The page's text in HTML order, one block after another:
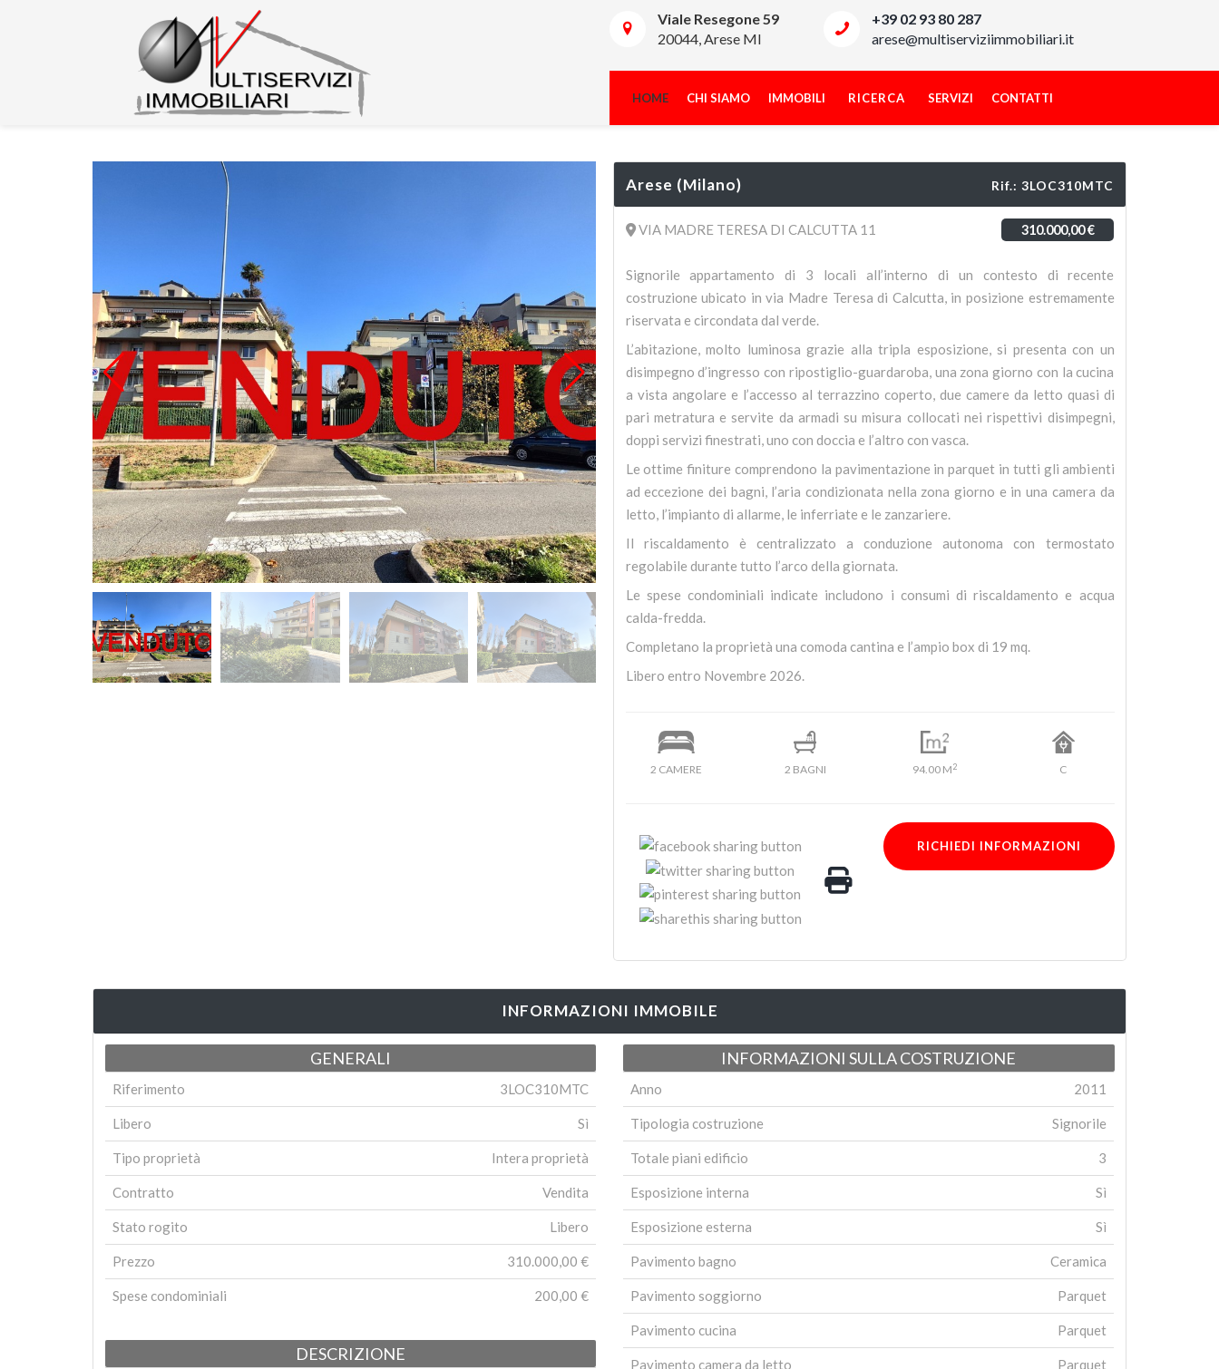
Viale Resegone 59
20044, Arese MI
+39 02 93 80 287
arese@multiserviziimmobiliari.it
HOME CHI SIAMO IMMOBILI RICERCA SERVIZI CONTATTI
Arese (Milano) Rif.: 3LOC310MTC
VIA MADRE TERESA DI CALCUTTA 11 310.000,00 €
Signorile appartamento di 3 locali all’interno di un contesto di recente
costruzione ubicato in via Madre Teresa di Calcutta, in posizione estremamente
riservata e circondata dal verde.
L’abitazione, molto luminosa grazie alla tripla esposizione, si presenta con un
disimpegno d’ingresso con ripostiglio-guardaroba, una zona giorno con la cucina
a vista angolare e l’accesso al terrazzino coperto, due camere da letto quasi di
pari metratura e servite da armadi su misura collocati nei rispettivi disimpegni,
doppi servizi finestrati, uno con doccia e l’altro con vasca.
Le ottime finiture comprendono la pavimentazione in parquet in tutti gli ambienti
ad eccezione dei bagni, l’aria condizionata nella zona giorno e in una camera da
letto, l’impianto di allarme, le inferriate e le zanzariere.
Il riscaldamento è centralizzato a conduzione autonoma con termostato
regolabile durante tutto l’arco della giornata.
Le spese condominiali indicate includono i consumi di riscaldamento e acqua
calda-fredda.
Completano la proprietà una comoda cantina e l’ampio box di 19 mq.
Libero entro Novembre 2026.
2 CAMERE 2 BAGNI 94.00 M2 C
RICHIEDI INFORMAZIONI
INFORMAZIONI IMMOBILE
GENERALI
Riferimento 3LOC310MTC
Libero Sì
Tipo proprietà Intera proprietà
Contratto Vendita
Stato rogito Libero
Prezzo 310.000,00 €
Spese condominiali 200,00 €
DESCRIZIONE
INFORMAZIONI SULLA COSTRUZIONE
Anno 2011
Tipologia costruzione Signorile
Totale piani edificio 3
Esposizione interna Sì
Esposizione esterna Sì
Pavimento bagno Ceramica
Pavimento soggiorno Parquet
Pavimento cucina Parquet
Pavimento camera da letto Parquet